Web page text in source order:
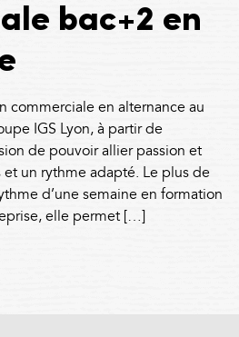
bac+2 en
commerciale en alternance au
IGS Lyon, à partir de
de pouvoir allier passion et
un rythme adapté. Le plus de
d’une semaine en formation
elle permet […]